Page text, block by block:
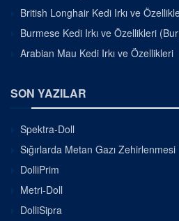
British Longhair Kedi Irkı ve
Burmese Kedi Irkı ve Özellikleri
Arabian Mau Kedi Irkı ve Özellikleri
SON YAZILAR
Spektra-Doll
Sığırlarda Metan Gazı Zehirlenmesi
DolliPrim
Metri-Doll
DolliSipra